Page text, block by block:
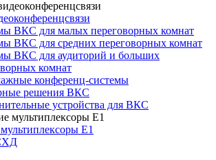
ВКС для малых переговорных комнат
ВКС для средних переговорных комнат
ВКС для аудиторий и больших
комнат
конференц-системы
решения ВКС
устройства для ВКС
Е1